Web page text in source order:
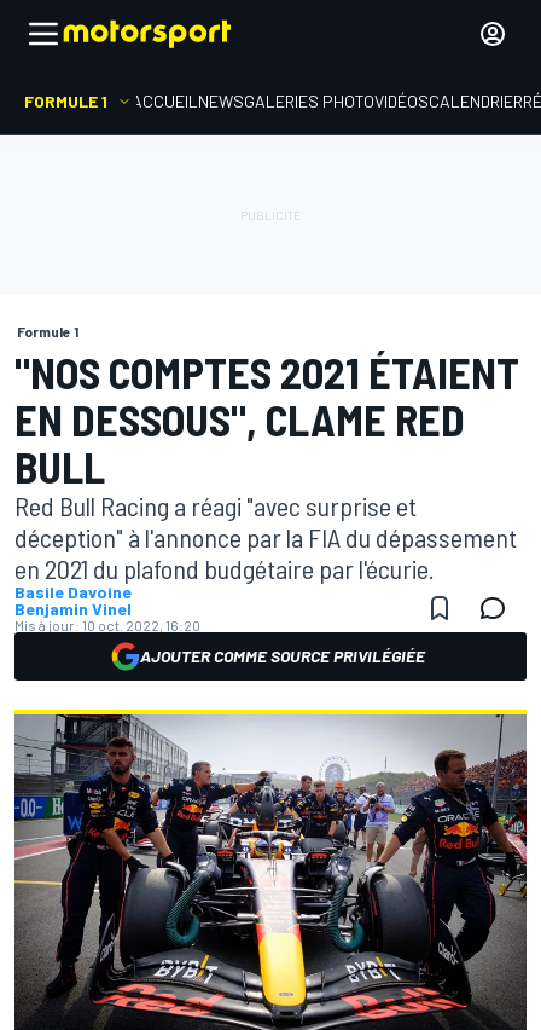
FORMULE 1 ACCUEIL NEWSGALERIES PHOTOVIDÉOSCALENDRIER
Formule 1
"NOS COMPTES 2021 ÉTAIENT
EN DESSOUS", CLAME RED
BULL
Red Bull Racing a réagi "avec surprise et
déception" à l'annonce par la FIA du dépassement
en 2021 du plafond budgétaire par l'écurie.
Basile Davoine
Benjamin Vinel
Mis à jour: 10 oct. 2022, 16:20
AJOUTER COMME SOURCE PRIVILÉGIÉE